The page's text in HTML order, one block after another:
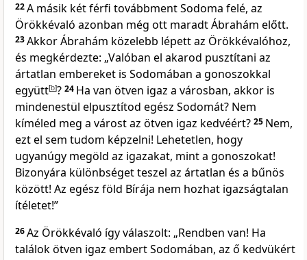
22A másik két férfi továbbment Sodoma felé, az
Örökkévaló azonban még ott maradt Ábrahám előtt.
23Akkor Ábrahám közelebb lépett az Örökkévalóhoz,
és megkérdezte: „Valóban el akarod pusztítani az
ártatlan embereket is Sodomában a gonoszokkal
együtt[b]? 24 Ha van ötven igaz a városban, akkor is
mindenestül elpusztítod egész Sodomát? Nem
kíméled meg a várost az ötven igaz kedvéért? 25 Nem,
ezt el sem tudom képzelni! Lehetetlen, hogy
ugyanúgy megöld az igazakat, mint a gonoszokat!
Bizonyára különbséget teszel az ártatlan és a bűnös
között! Az egész föld Bírája nem hozhat igazságtalan
ítéletet!”
26Az Örökkévaló így válaszolt: „Rendben van! Ha
találok ötven igaz embert Sodomában, az ő kedvükért